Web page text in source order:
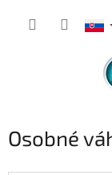
Osobné